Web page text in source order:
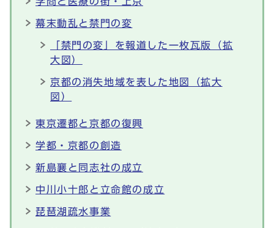
幕末動乱と禁門の変
「禁門の変」を報道した一枚瓦版（拡
大図）
京都の消失地域を表した地図（拡大
図）
東京遷都と京都の復興
学都・京都の創造
新島襄と同志社の成立
中川小十郎と立命館の成立
琵琶湖疏水事業